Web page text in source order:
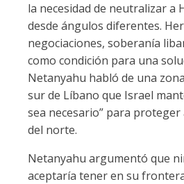
la necesidad de neutralizar a
desde ángulos diferentes.
negociaciones, soberanía
como condición para una
Netanyahu habló de una
sur de Líbano que Israel
sea necesario” para proteger
del norte.
Netanyahu argumentó que
aceptaría tener en su